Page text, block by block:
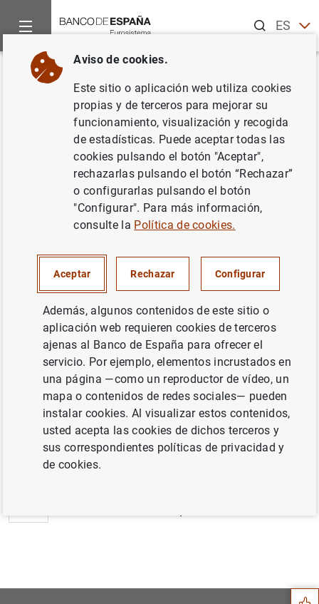
ESEN
Inicio Noticias y eventos
Volver
El BCE anuncia las
características de las
operaciones de política
monetaria con liquidación hasta
diciembre de 2016
El BCE anuncia las características de las
operaciones de política monetaria con
liquidación hasta diciembre de 2016 (25KB)
Siguiente
Estadísticas de los tipos d...
Sugerencias
Aviso de cookies.
Este sitio o aplicación web utiliza cookies
propias y de terceros para mejorar su
funcionamiento, visualización y recogida
de estadísticas. Puede aceptar todas las
cookies pulsando el botón "Aceptar",
rechazarlas pulsando el botón “Rechazar”
o configurarlas pulsando el botón
"Configurar". Para más información,
consulte la Política de cookies.
Aceptar Rechazar Configurar
Además, algunos contenidos de este sitio o
aplicación web requieren cookies de terceros
ajenas al Banco de España para ofrecer el
servicio. Por ejemplo, elementos incrustados en
una página —como un reproductor de vídeo, un
mapa o contenidos de redes sociales— pueden
instalar cookies. Al visualizar estos contenidos,
usted acepta las cookies de dichos terceros y
sus correspondientes políticas de privacidad y
de cookies.